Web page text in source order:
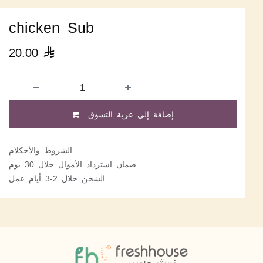
chicken Sub
20.00 
إضافة إلى عربة التسوق
الشروط والأحكلام
ضمان استرداد الأموال خلال 30 يوم
الشحن خلال 2-3 أيام عمل